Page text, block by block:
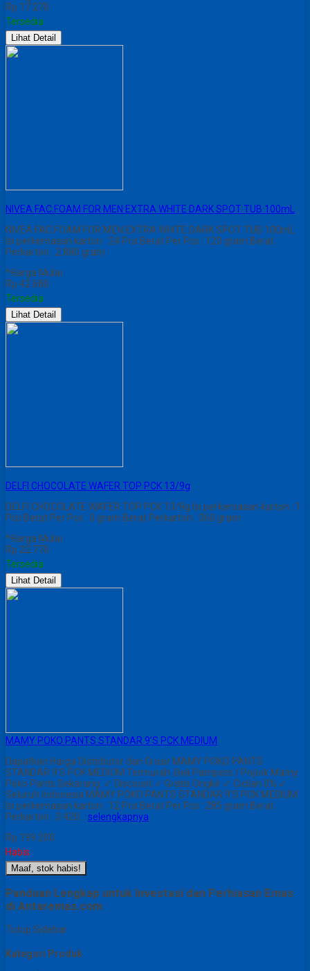
Rp 17.270
Tersedia
Lihat Detail
NIVEA FAC.FOAM FOR MEN EXTRA WHITE DARK SPOT TUB 100mL
NIVEA FAC.FOAM FOR MEN EXTRA WHITE DARK SPOT TUB 100mL
Isi perkemasan karton : 24 Pcs Berat Per Pcs : 120 gram Berat
Perkarton : 2.880 gram
*Harga Mulai
Rp 42.680
Tersedia
Lihat Detail
DELFI CHOCOLATE WAFER TOP PCK 13/9g
DELFI CHOCOLATE WAFER TOP PCK 13/9g Isi perkemasan karton : 1
Pcs Berat Per Pcs : 0 gram Berat Perkarton : 360 gram
*Harga Mulai
Rp 22.770
Tersedia
Lihat Detail
MAMY POKO PANTS STANDAR 9’S PCK MEDIUM
Dapatkan Harga Distributor dan Grosir MAMY POKO PANTS
STANDAR 9’S PCK MEDIUM Termurah. Beli Pampers / Popok Mamy
Poko Pants Sekarang. ✓ Discount ✓ Gratis Ongkir ✓ Cicilan 0% ✓
Seluruh Indonesia MAMY POKO PANTS STANDAR 9’S PCK MEDIUM
Isi perkemasan karton : 12 Pcs Berat Per Pcs : 285 gram Berat
Perkarton : 3.420… selengkapnya
Rp 199.200
Habis
Maaf, stok habis!
Panduan Lengkap untuk Investasi dan Perhiasan Emas
di Antaremas.com
Tutup Sidebar
Kategori Produk